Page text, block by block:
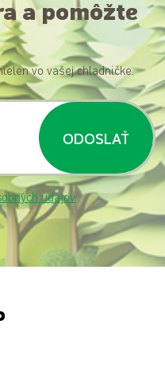
a pomôžte
vo vašej chladničke.
ODOSLAŤ
údajov